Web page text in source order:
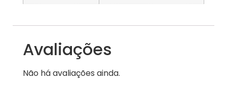
Avaliações
Não há avaliações ainda.